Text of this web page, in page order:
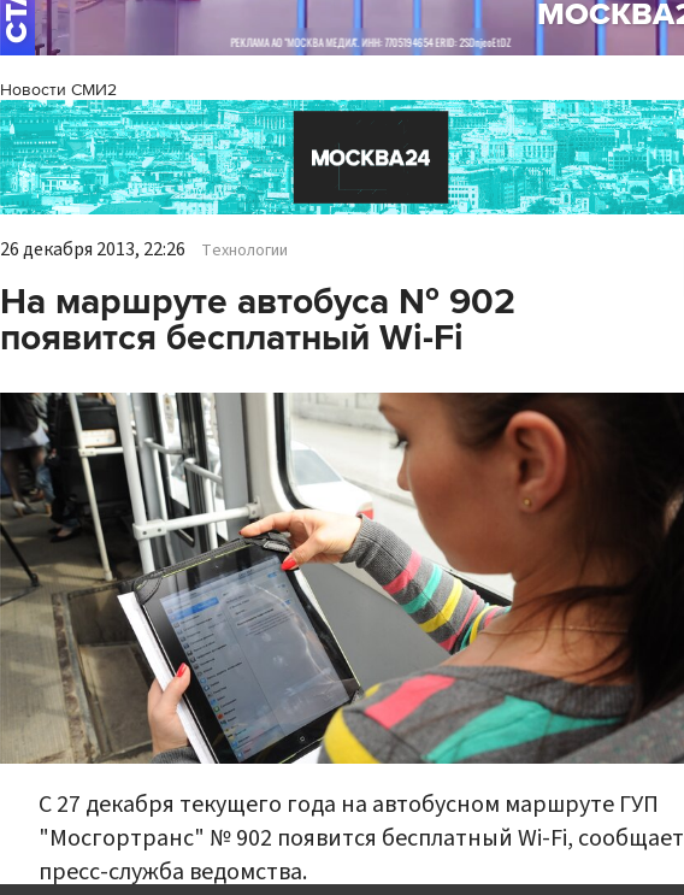
Новости СМИ2
26 декабря 2013, 22:26 Технологии
На маршруте автобуса № 902
появится бесплатный Wi-Fi
С 27 декабря текущего года на автобусном маршруте ГУП
"Мосгортранс" № 902 появится бесплатный Wi-Fi, сообщает
пресс-служба ведомства.